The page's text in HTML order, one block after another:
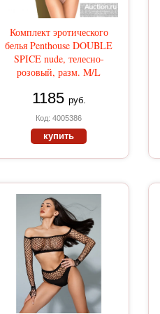
Комплект эротического
белья Penthouse DOUBLE
SPICE nude, телесно-
розовый, разм. M/L
1185 руб.
Код: 4005386
купить